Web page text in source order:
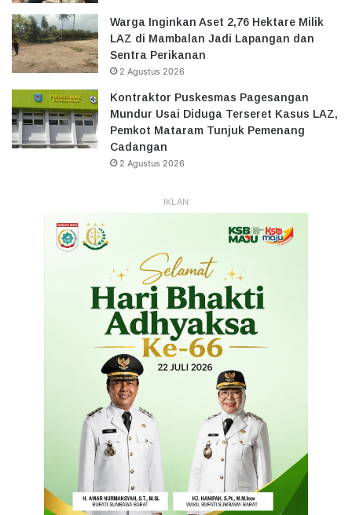
Warga Inginkan Aset 2,76 Hektare Milik
LAZ di Mambalan Jadi Lapangan dan
Sentra Perikanan
2 Agustus 2026
Kontraktor Puskesmas Pagesangan
Mundur Usai Diduga Terseret Kasus LAZ,
Pemkot Mataram Tunjuk Pemenang
Cadangan
2 Agustus 2026
IKLAN